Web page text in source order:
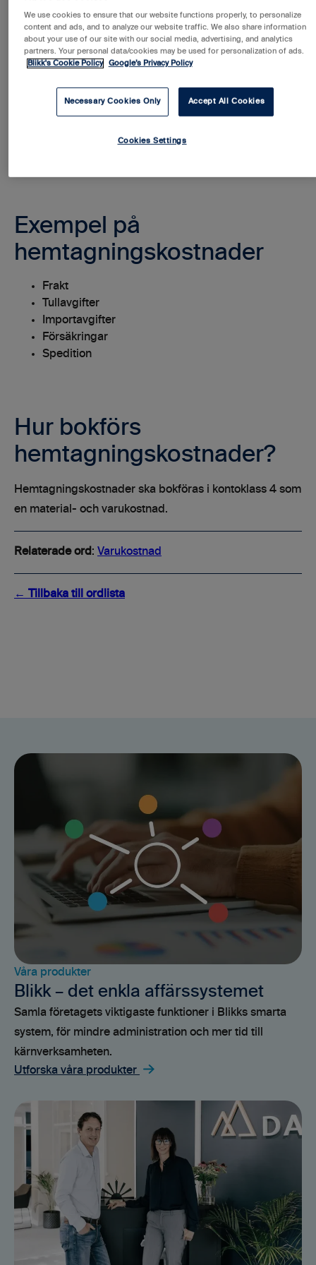
Hemtagningskostnader är bland annat viktiga när ett
företag ska göra ekonomiska kalkyler. Företag som
köper in och säljer produkter kan exempelvis beräkna
den totala varukostnaden genom att addera
Exempel på
hemtagningskostnader
Frakt
Tullavgifter
Importavgifter
Försäkringar
Spedition
Hur bokförs
hemtagningskostnader?
Hemtagningskostnader ska bokföras i kontoklass 4 som
en material- och varukostnad.
Relaterade ord : Varukostnad
← Tillbaka till ordlista
Våra produkter
Blikk – det enkla affärssystemet
Samla företagets viktigaste funktioner i Blikks smarta
system, för mindre administration och mer tid till
kärnverksamheten.
Utforska våra produkter
We use cookies to ensure that our website functions properly, to personalize
content and ads, and to analyze our website traffic. We also share information
about your use of our site with our social media, advertising, and analytics
partners. Your personal data/cookies may be used for personalization of ads.
Blikk's Cookie Policy
Google’s Privacy Policy
Necessary Cookies Only Accept All Cookies
Cookies Settings